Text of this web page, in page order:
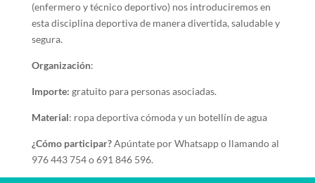
(enfermero y técnico deportivo) nos introduciremos en
esta disciplina deportiva de manera divertida, saludable y
segura.
Organización:
Importe: gratuito para personas asociadas.
Material: ropa deportiva cómoda y un botellín de agua
¿Cómo participar?Apúntate por Whatsapp o llamando al
976 443 754 o 691 846 596.